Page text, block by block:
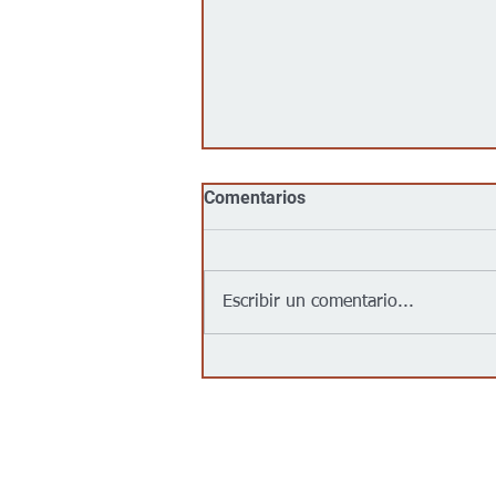
brote de salmonela en EEUU
Comentarios
Escribir un comentario...